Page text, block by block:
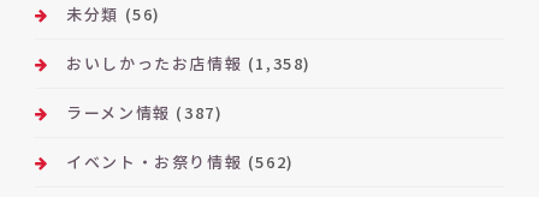
未分類 (56)
おいしかったお店情報 (1,358)
ラーメン情報 (387)
イベント・お祭り情報 (562)